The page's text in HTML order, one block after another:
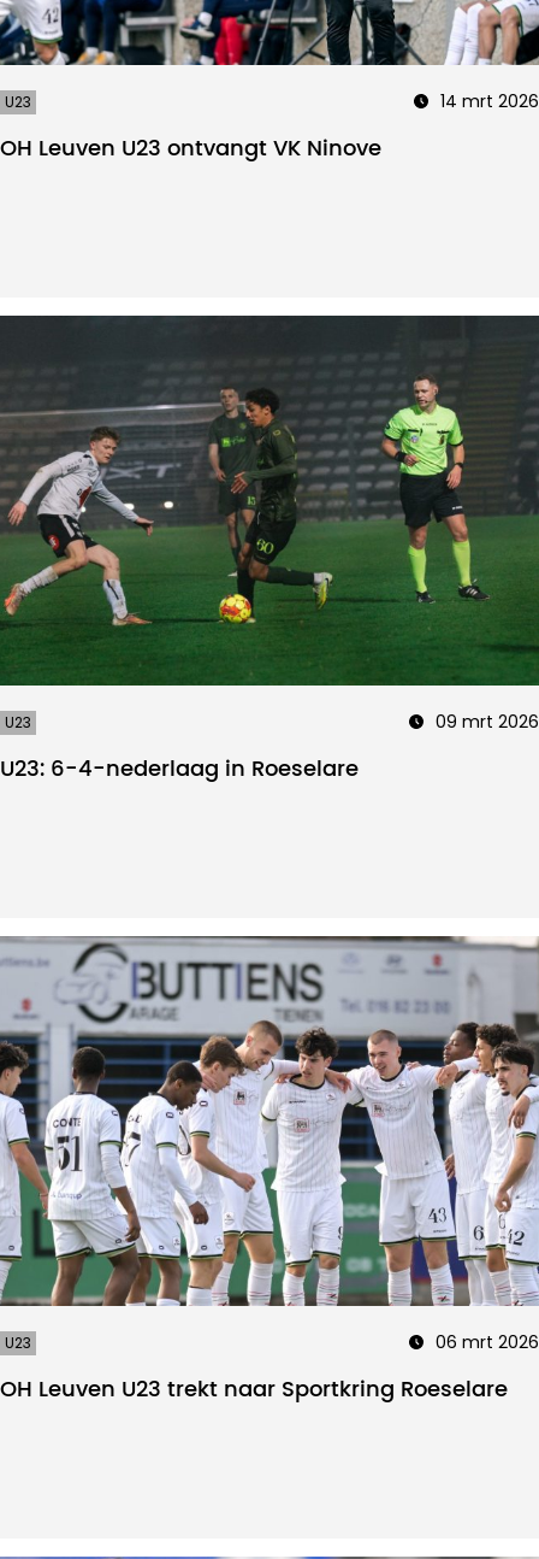
U23 14 mrt 2026
OH Leuven U23 ontvangt VK Ninove
U23 09 mrt 2026
U23: 6-4-nederlaag in Roeselare
U23 06 mrt 2026
OH Leuven U23 trekt naar Sportkring Roeselare